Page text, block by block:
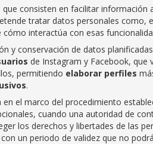
consisten en facilitar información
tratar datos personales como,
interactúa con esas
y conservación de datos
de Instagram y Facebook, que
permitiendo elaborar perfiles
.
en el marco del procedimiento
cuando una autoridad de
los derechos y libertades de las
un periodo de validez que no